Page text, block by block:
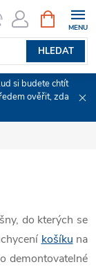
HLEDAT
NÁKUPNÍ
KOŠÍK
si budete chtít
ověřit, zda
do kterých se
košíku na
demontovatelné